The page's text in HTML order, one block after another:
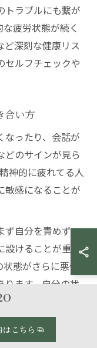
トラブルにも繋が
疲労状態が続く
ど深刻な健康リス
セルフチェックや
合い方
なったり、会話が
どのサインが見ら
神的に疲れてる人
敏感になることが
ず自分を責めず、
設けることが重要
態がさらに悪化
ります。自分の状
ることも、現実
はこちら